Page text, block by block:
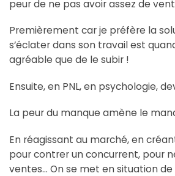
peur de ne pas avoir assez de
Premièrement car je préfère la
s’éclater dans son travail est
agréable que de le subir !
Ensuite, en PNL, en psychologie,
La peur du manque amène le
En réagissant au marché, en
pour contrer un concurrent, pour
ventes… On se met en situation